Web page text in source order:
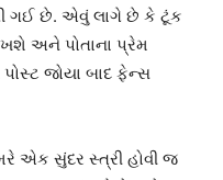
ગઈ છે. એવું લાગે છે કે ટૂંક
અને પોતાના પ્રેમ
જોયા બાદ ફેન્સ
એક સુંદર સ્ત્રી હોવી જ